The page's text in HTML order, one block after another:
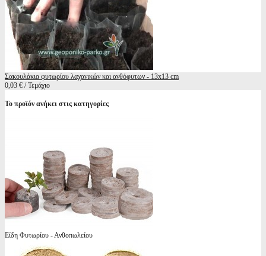
Σακουλάκια φυτωρίου λαχανικών και ανθόφυτων - 13x13 cm
0,03 € / Τεμάχιο
Το προϊόν ανήκει στις κατηγορίες
Είδη Φυτωρίου - Ανθοπωλείου